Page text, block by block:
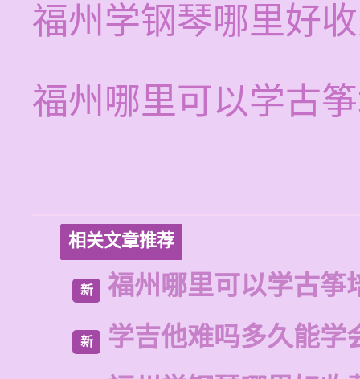
福州学钢琴哪里好
福州哪里可以学古
相关文章推荐
新 福州哪里可以学古筝
新
学吉他难吗多久能学